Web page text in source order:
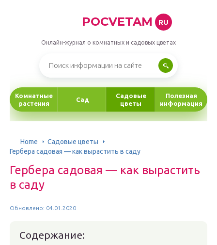
POCVETAM RU
Онлайн-журнал о комнатных и садовых цветах
Комнатные
растения
Сад
Садовые
цветы
Полезная
информация
Home
Садовые цветы
Гербера садовая — как вырастить в саду
Гербера садовая — как вырастить
в саду
Обновлено: 04.01.2020
Содержание: